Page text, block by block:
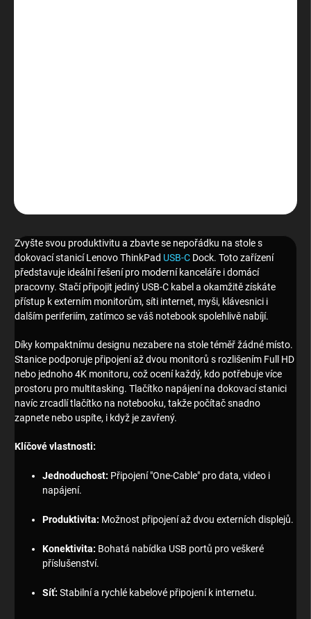
Zvyšte svou produktivitu a zbavte se nepořádku na stole s
dokovací stanicí Lenovo ThinkPad USB-C Dock. Toto zařízení
představuje ideální řešení pro moderní kanceláře i domácí
pracovny. Stačí připojit jediný USB-C kabel a okamžitě získáte
přístup k externím monitorům, síti internet, myši, klávesnici i
dalším periferiím, zatímco se váš notebook spolehlivě nabíjí.
Díky kompaktnímu designu nezabere na stole téměř žádné místo.
Stanice podporuje připojení až dvou monitorů s rozlišením Full HD
nebo jednoho 4K monitoru, což ocení každý, kdo potřebuje více
prostoru pro multitasking. Tlačítko napájení na dokovací stanici
navíc zrcadlí tlačítko na notebooku, takže počítač snadno
zapnete nebo uspíte, i když je zavřený.
Klíčové vlastnosti:
Jednoduchost: Připojení "One-Cable" pro data, video i
napájení.
Produktivita: Možnost připojení až dvou externích displejů.
Konektivita: Bohatá nabídka USB portů pro veškeré
příslušenství.
Síť: Stabilní a rychlé kabelové připojení k internetu.